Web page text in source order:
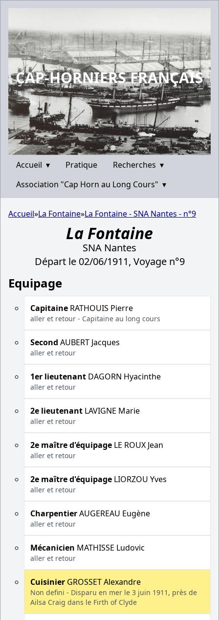
CAP-HORNIERS FRANÇAIS
Accueil ▾ Pratique Recherches ▾
Association "Cap Horn au Long Cours" ▾
Accueil»La Fontaine»La Fontaine - SNA Nantes - n°9
La Fontaine
SNA Nantes
Départ le 02/06/1911, Voyage n°9
Equipage
Capitaine RATHOUIS Pierre
aller et retour - Capitaine au long cours
Second AUBERT Jacques
aller et retour
1er lieutenant DAGORN Hyacinthe
aller et retour
2e lieutenant LAVIGNE Marie
aller et retour
2e maître d'équipage LE ROUX Jean
aller et retour
2e maître d'équipage LIORZOU Yves
aller et retour
CharpentierAUGEREAU Eugène
aller et retour
Mécanicien MATHISSE Ludovic
aller et retour
Cuisinier GROSSET Alexandre
Non defini - Disparu en mer le 3 juin 1911, près de
Ailsa Craig dans le Firth of Clyde